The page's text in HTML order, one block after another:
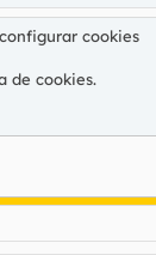
cookies
de cookies.